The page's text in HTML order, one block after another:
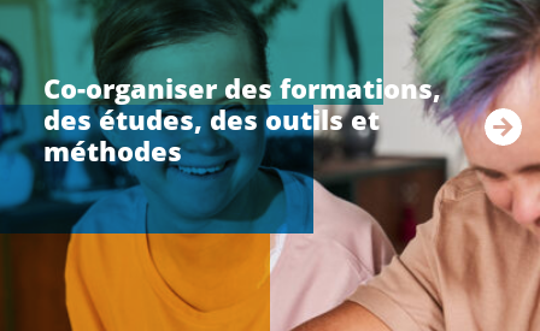
Co-organiser des formations,
des études, des outils et
méthodes
li
r
e
a
u
i
t
e